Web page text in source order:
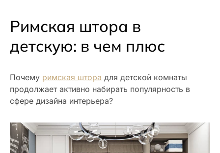
Римская штора в
детскую: в чем плюс
Почему римская штора для детской комнаты
продолжает активно набирать популярность в
сфере дизайна интерьера?